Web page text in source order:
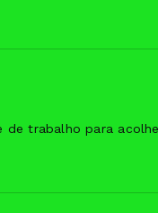
de trabalho para